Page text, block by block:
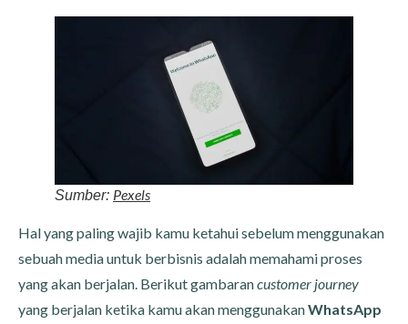
Sumber: Pexels
Hal yang paling wajib kamu ketahui sebelum menggunakan
sebuah media untuk berbisnis adalah memahami proses
yang akan berjalan. Berikut gambarancustomer journey
yang berjalan ketika kamu akan menggunakanWhatsApp